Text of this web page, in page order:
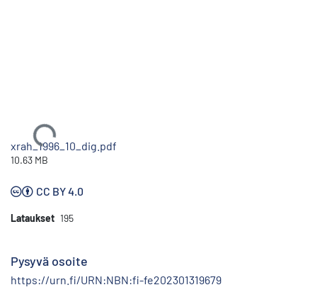
Ladataan...
xrah_1996_10_dig.pdf
10.63 MB
CC BY 4.0
Lataukset 195
Pysyvä osoite
https://urn.fi/URN:NBN:fi-fe202301319679